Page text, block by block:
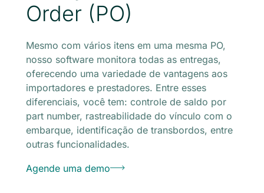
Order (PO)
Mesmo com vários itens em uma mesma PO,
nosso software monitora todas as entregas,
oferecendo uma variedade de vantagens aos
importadores e prestadores. Entre esses
diferenciais, você tem: controle de saldo por
part number, rastreabilidade do vínculo com o
embarque, identificação de transbordos, entre
outras funcionalidades.
Agende uma demo